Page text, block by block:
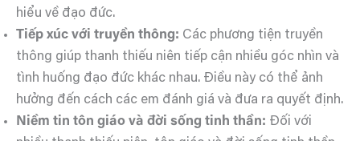
hiểu về đạo đức.
Tiếp xúc với truyền thông: Các phương tiện truyền
thông giúp thanh thiếu niên tiếp cận nhiều góc nhìn và
tình huống đạo đức khác nhau. Điều này có thể ảnh
hưởng đến cách các em đánh giá và đưa ra quyết định.
Niềm tin tôn giáo và đời sống tinh thần: Đối với